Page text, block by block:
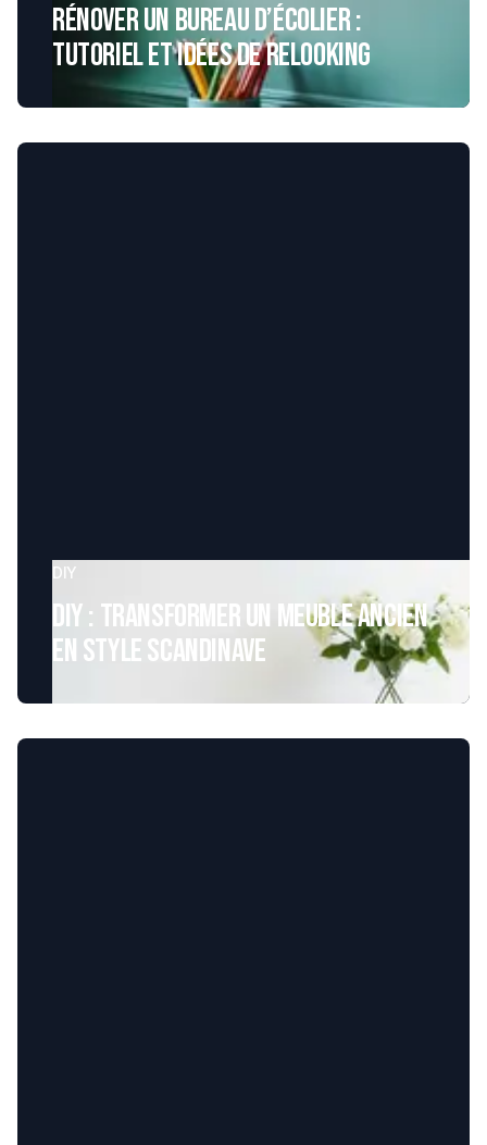
Rénover un bureau d’écolier :
tutoriel et idées de relooking
DIY
DIY : Transformer un meuble ancien
en style scandinave